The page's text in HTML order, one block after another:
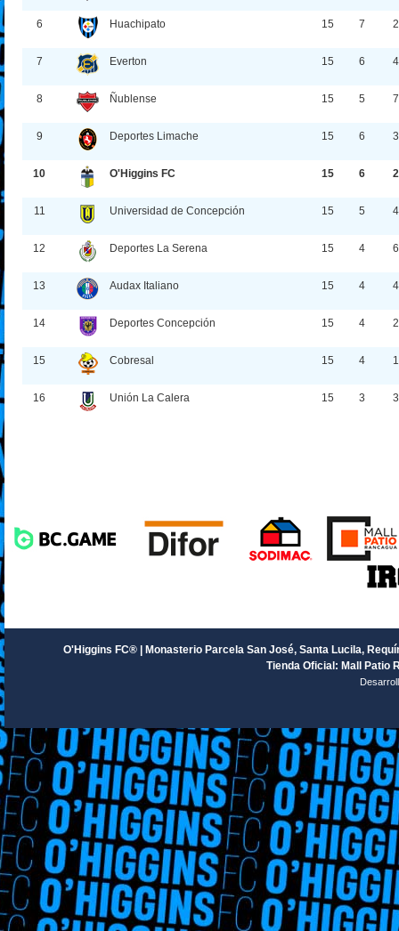
6 Huachipato 15 7 2
7 Everton 15 6 4
8 Ñublense 15 5 7
9 Deportes Limache 15 6 3
10 O'Higgins FC 15 6 2
11 Universidad de Concepción 15 5 4
12 Deportes La Serena 15 4 6
13 Audax Italiano 15 4 4
14 Deportes Concepción 15 4 2
15 Cobresal 15 4 1
16 Unión La Calera 15 3 3
O'Higgins FC® | Monasterio Parcela San José, Santa Lucila,
Tienda Oficial: Mall Patio